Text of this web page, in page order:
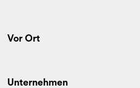
Vor Ort
Unternehmen